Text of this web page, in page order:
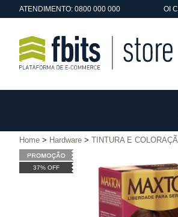
ATENDIMENTO: 0800 000 000 OI
Home Hardware TINTURA E
37% OFF